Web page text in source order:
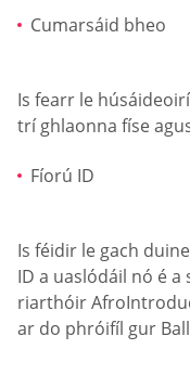
Cumarsáid bheo
Is fearr le
trí ghlaonna físe
Fíorú ID
Is féidir le gach
ID a uaslódáil nó é
riarthóir
ar do phróifíl gur